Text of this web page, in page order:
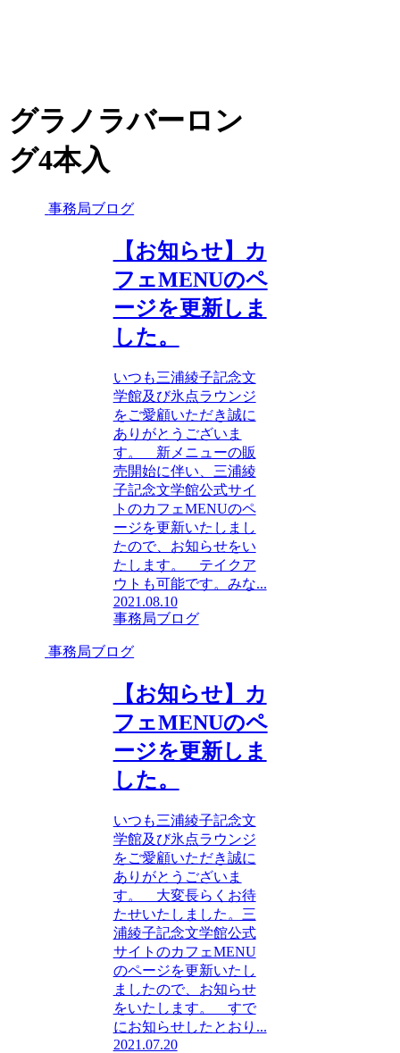
グラノラバーロン
グ4本入
事務局ブログ
【お知らせ】カ
フェMENUのペ
ージを更新しま
した。
いつも三浦綾子記念文
学館及び氷点ラウンジ
をご愛顧いただき誠に
ありがとうございま
す。 新メニューの販
売開始に伴い、三浦綾
子記念文学館公式サイ
トのカフェMENUのペ
ージを更新いたしまし
たので、お知らせをい
たします。 テイクア
ウトも可能です。みな...
2021.08.10
事務局ブログ
事務局ブログ
【お知らせ】カ
フェMENUのペ
ージを更新しま
した。
いつも三浦綾子記念文
学館及び氷点ラウンジ
をご愛顧いただき誠に
ありがとうございま
す。 大変長らくお待
たせいたしました。三
浦綾子記念文学館公式
サイトのカフェMENU
のページを更新いたし
ましたので、お知らせ
をいたします。 すで
にお知らせしたとおり...
2021.07.20